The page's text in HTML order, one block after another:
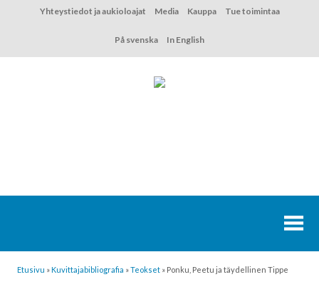
Yhteystiedot ja aukioloajat Media Kauppa Tue toimintaa
På svenska In English
Etusivu »Kuvittaja­bibliografia »Teokset » Ponku, Peetu ja täydellinen Tippe